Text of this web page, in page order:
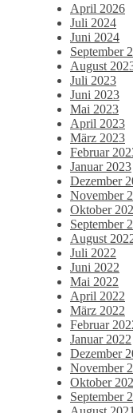
April 2026
Juli 2024
Juni 2024
September
August
Juli 2023
Juni 2023
Mai 2023
April 2023
März 2023
Februar
Januar 2023
Dezember
November
Oktober
September
August
Juli 2022
Juni 2022
Mai 2022
April 2022
März 2022
Februar
Januar 2022
Dezember
November
Oktober
September